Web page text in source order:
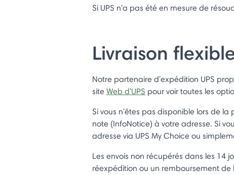
Si UPS n'a pas été en mesure de
Livraison
Notre partenaire d'expédition UPS
site Web d'UPS pour voir toutes les
Si vous n'êtes pas disponible lors de la
note (InfoNotice) à votre adresse. Si
adresse via UPS My Choice ou
Les envois non récupérés dans les 14
réexpédition ou un remboursement